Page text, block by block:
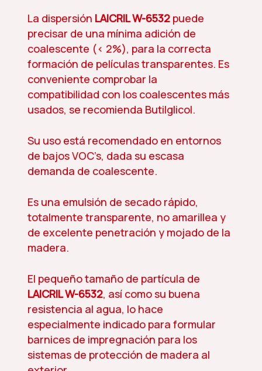
La dispersión LAICRIL W-6532puede
precisar de una mínima adición de
coalescente (< 2%), para la correcta
formación de películas transparentes. Es
conveniente comprobar la
compatibilidad con los coalescentes más
usados, se recomienda Butilglicol.
Su uso está recomendado en entornos
de bajos VOC’s, dada su escasa
demanda de coalescente.
Es una emulsión de secado rápido,
totalmente transparente, no amarillea y
de excelente penetración y mojado de la
madera.
El pequeño tamaño de partícula de
LAICRIL W-6532, así como su buena
resistencia al agua, lo hace
especialmente indicado para formular
barnices de impregnación para los
sistemas de protección de madera al